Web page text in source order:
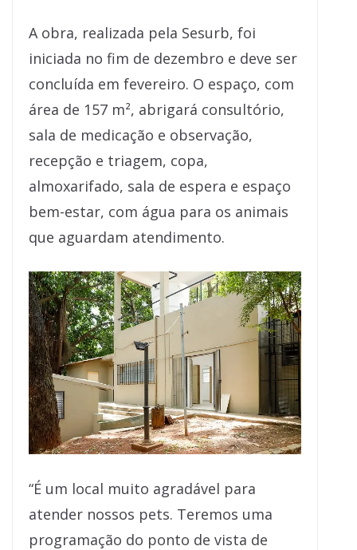
A obra, realizada pela Sesurb, foi
iniciada no fim de dezembro e deve ser
concluída em fevereiro. O espaço, com
área de 157 m², abrigará consultório,
sala de medicação e observação,
recepção e triagem, copa,
almoxarifado, sala de espera e espaço
bem-estar, com água para os animais
que aguardam atendimento.
“É um local muito agradável para
atender nossos pets. Teremos uma
programação do ponto de vista de